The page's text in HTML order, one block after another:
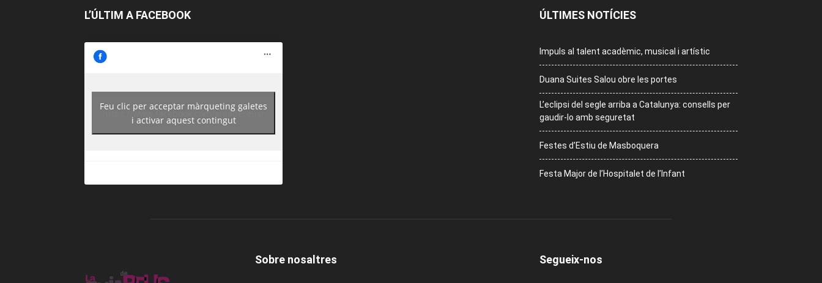
L’ÚLTIM A FACEBOOK
https://www.facebook.com/guiadereus/
Feu clic per acceptar màrqueting galetes
i activar aquest contingut
ÚLTIMES NOTÍCIES
Impuls al talent acadèmic, musical i artístic
Duana Suites Salou obre les portes
L’eclipsi del segle arriba a Catalunya: consells per
gaudir-lo amb seguretat
Festes d’Estiu de Masboquera
Festa Major de l’Hospitalet de l’Infant
Sobre nosaltres Segueix-nos